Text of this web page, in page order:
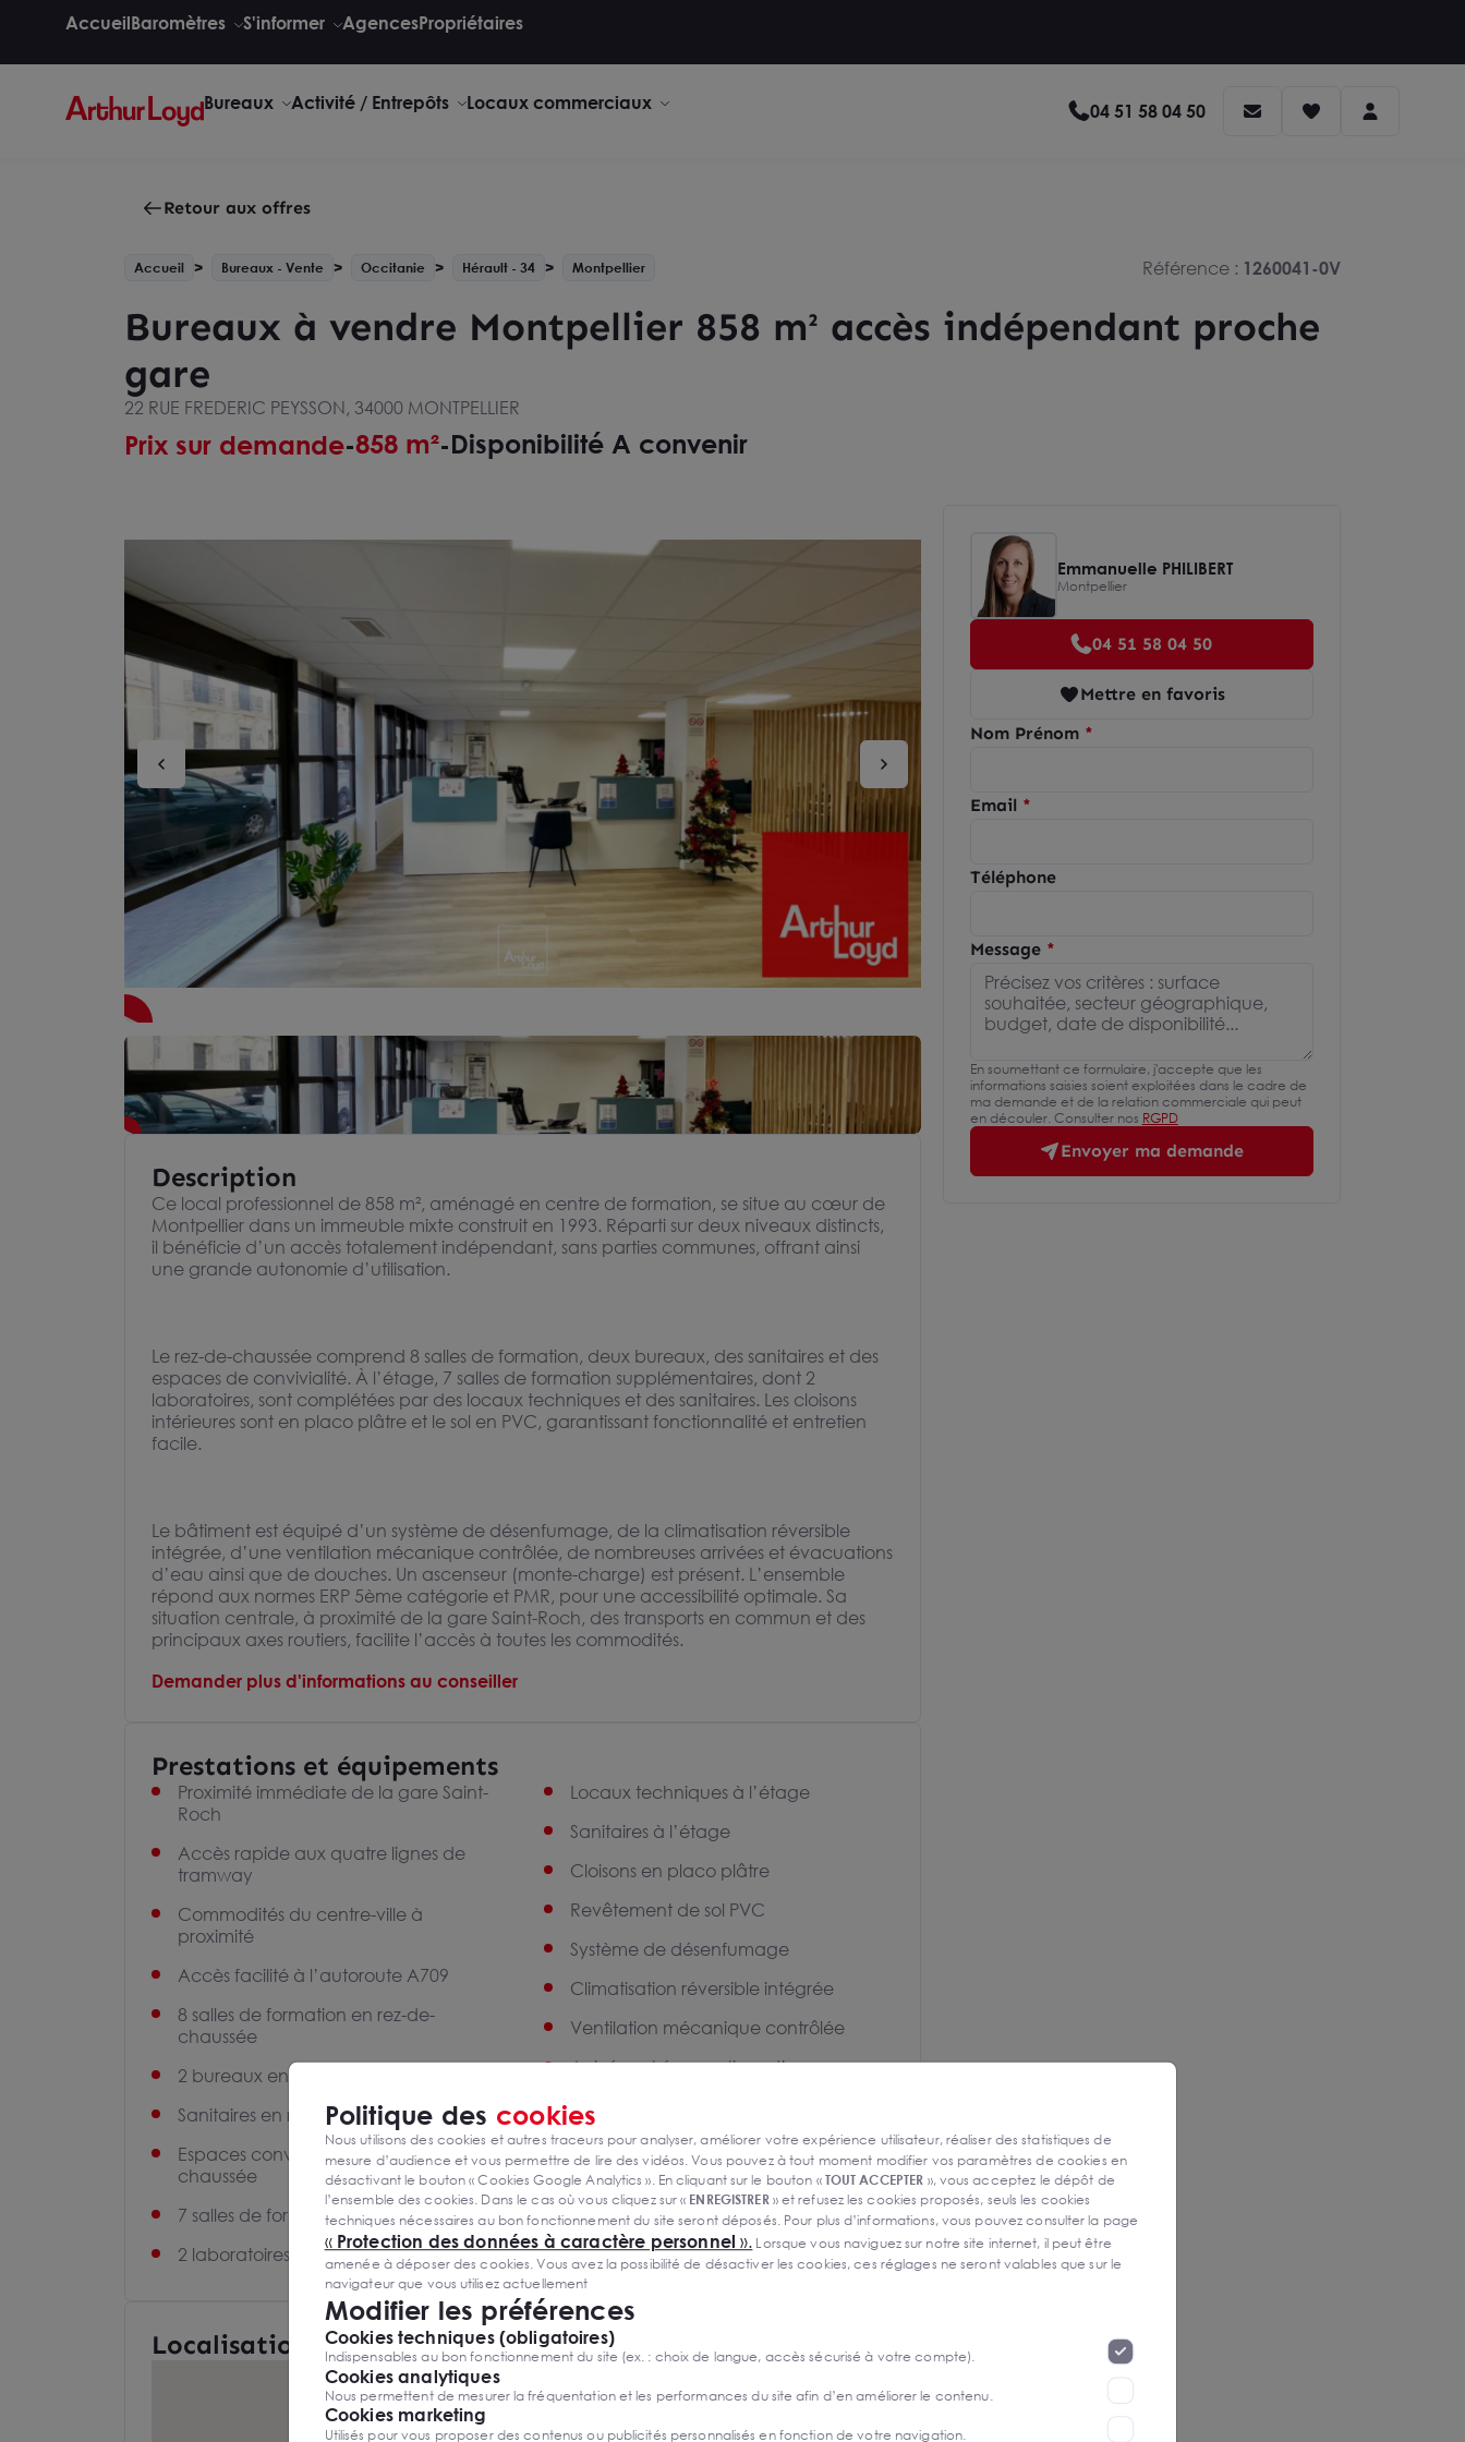
AccueilBaromètres S'informer AgencesPropriétaires
Bureaux Activité / Entrepôts Locaux commerciaux 04 51 58 04 50
Retour aux offres
Accueil Bureaux - Vente Occitanie Hérault - 34 Montpellier Référence : 1260041-0V
Bureaux à vendre Montpellier 858 m² accès indépendant proche
gare
22 RUE FREDERIC PEYSSON, 34000 MONTPELLIER
Prix sur demande-858 m²-Disponibilité A convenir
Description
Ce local professionnel de 858 m², aménagé en centre de formation, se situe au cœur de
Montpellier dans un immeuble mixte construit en 1993. Réparti sur deux niveaux distincts,
il bénéficie d’un accès totalement indépendant, sans parties communes, offrant ainsi
une grande autonomie d’utilisation.
Le rez-de-chaussée comprend 8 salles de formation, deux bureaux, des sanitaires et des
espaces de convivialité. À l’étage, 7 salles de formation supplémentaires, dont 2
laboratoires, sont complétées par des locaux techniques et des sanitaires. Les cloisons
intérieures sont en placo plâtre et le sol en PVC, garantissant fonctionnalité et entretien
facile.
Le bâtiment est équipé d’un système de désenfumage, de la climatisation réversible
intégrée, d’une ventilation mécanique contrôlée, de nombreuses arrivées et évacuations
d’eau ainsi que de douches. Un ascenseur (monte-charge) est présent. L’ensemble
répond aux normes ERP 5ème catégorie et PMR, pour une accessibilité optimale. Sa
situation centrale, à proximité de la gare Saint-Roch, des transports en commun et des
principaux axes routiers, facilite l’accès à toutes les commodités.
Demander plus d'informations au conseiller
Prestations et équipements
Proximité immédiate de la gare Saint-
Roch
Accès rapide aux quatre lignes de
tramway
Commodités du centre-ville à
proximité
Accès facilité à l’autoroute A709
8 salles de formation en rez-de-
chaussée
2 bureaux en rez-de-chaussée
Sanitaires en rez-de-chaussée
Espaces convivialité en rez-de-
chaussée
7 salles de formation à l’étage
2 laboratoires à l’étage
Locaux techniques à l’étage
Sanitaires à l’étage
Cloisons en placo plâtre
Revêtement de sol PVC
Système de désenfumage
Climatisation réversible intégrée
Ventilation mécanique contrôlée
Arrivées et évacuations d’eau
Douches
Ascenseur monte-charge
Normes ERP 5ème catégorie
Normes PMR
Localisation et Transports
Emmanuelle PHILIBERT
Montpellier
04 51 58 04 50
Mettre en favoris
Nom Prénom
Email
Téléphone
Message
En soumettant ce formulaire, j'accepte que les
informations saisies soient exploitées dans le cadre de
ma demande et de la relation commerciale qui peut
en découler. Consulter nos RGPD
Envoyer ma demande
Politique des cookies
Nous utilisons des cookies et autres traceurs pour analyser, améliorer votre expérience utilisateur, réaliser des statistiques de
mesure d’audience et vous permettre de lire des vidéos. Vous pouvez à tout moment modifier vos paramètres de cookies en
désactivant le bouton « Cookies Google Analytics ». En cliquant sur le bouton «TOUT ACCEPTER », vous acceptez le dépôt de
l’ensemble des cookies. Dans le cas où vous cliquez sur « ENREGISTRER» et refusez les cookies proposés, seuls les cookies
techniques nécessaires au bon fonctionnement du site seront déposés. Pour plus d’informations, vous pouvez consulter la page
« Protection des données à caractère personnel ». Lorsque vous naviguez sur notre site internet, il peut être
amenée à déposer des cookies. Vous avez la possibilité de désactiver les cookies, ces réglages ne seront valables que sur le
navigateur que vous utilisez actuellement
Modifier les préférences
Cookies techniques (obligatoires)
Indispensables au bon fonctionnement du site (ex. : choix de langue, accès sécurisé à votre compte).
Cookies analytiques
Nous permettent de mesurer la fréquentation et les performances du site afin d’en améliorer le contenu.
Cookies marketing
Utilisés pour vous proposer des contenus ou publicités personnalisés en fonction de votre navigation.